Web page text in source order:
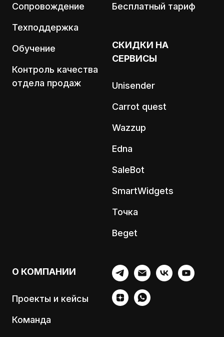
Сопровождение
Техподдержка
Обучение
Контроль качества
отдела продаж
Бесплатный тариф
СКИДКИ НА
СЕРВИСЫ
Unisender
Carrot quest
Wazzup
Edna
SaleBot
SmartWidgets
Точка
Beget
О КОМПАНИИ
Проекты и кейсы
Команда